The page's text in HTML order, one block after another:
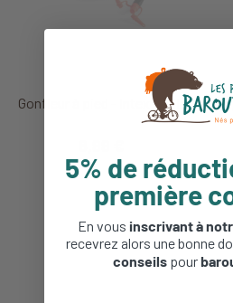
Gonfleur à pied - Intex - 1,5L
5% de
première
En vous inscrivant à
recevrez alors une bonne
conseils pour